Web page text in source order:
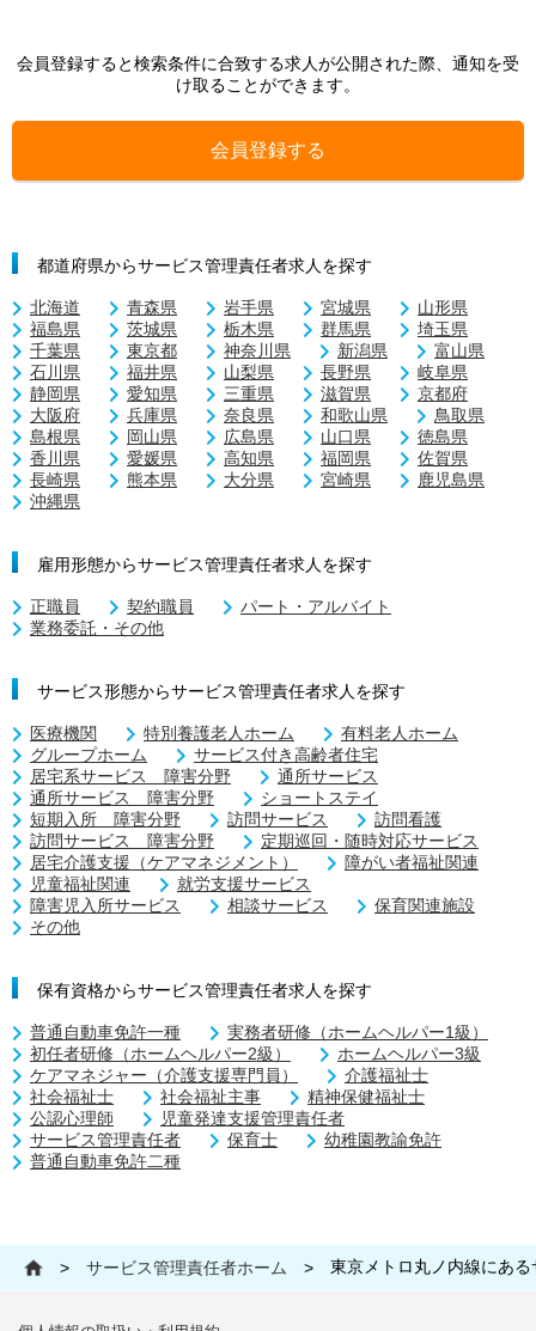
会員登録すると検索条件に合致する求人が公開された際、通知を受
け取ることができます。
会員登録する
都道府県からサービス管理責任者求人を探す
北海道 青森県 岩手県 宮城県
山形県
福島県
茨城県 栃木県 群馬県
埼玉県
千葉県
東京都 神奈川県 新潟県
富山県
石川県
福井県 山梨県 長野県
岐阜県
静岡県
愛知県 三重県 滋賀県
京都府
大阪府
兵庫県 奈良県 和歌山県
鳥取県
島根県
岡山県 広島県 山口県
徳島県
香川県
愛媛県 高知県 福岡県
佐賀県
長崎県
熊本県 大分県 宮崎県
鹿児島県
沖縄県
雇用形態からサービス管理責任者求人を探す
正職員 契約職員
パート・アルバイト
業務委託・その他
サービス形態からサービス管理責任者求人を探す
医療機関 特別養護老人ホーム
有料老人ホーム
グループホーム
サービス付き高齢者住宅
居宅系サービス 障害分野
通所サービス
通所サービス 障害分野
ショートステイ
短期入所 障害分野
訪問サービス
訪問看護
訪問サービス 障害分野
定期巡回・随時対応サービス
居宅介護支援（ケアマネジメント）
障がい者福祉関連
児童福祉関連
就労支援サービス
障害児入所サービス
相談サービス
保育関連施設
その他
保有資格からサービス管理責任者求人を探す
普通自動車免許一種
実務者研修（ホームヘルパー1級）
初任者研修（ホームヘルパー2級）
ホームヘルパー3級
ケアマネジャー（介護支援専門員）
介護福祉士
社会福祉士
社会福祉主事
精神保健福祉士
公認心理師
児童発達支援管理責任者
サービス管理責任者
保育士
幼稚園教諭免許
普通自動車免許二種
> サービス管理責任者ホーム > 東京メトロ丸ノ内線にあ